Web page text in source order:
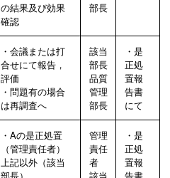
の結果及び効果
確認
部長
・会議または打
合せにて報告，
評価
・問題有の場合
は再調査へ
該当
部長
品質
管理
部長
・是
正処
置報
告書
にて
・Aの是正処置
（管理責任者）
上記以外（該当
管理
責任
者
・是
正処
置報